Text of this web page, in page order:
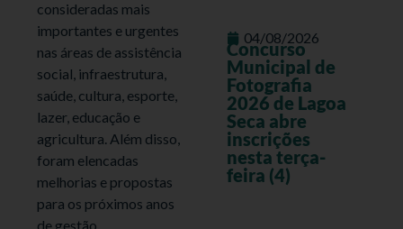
consideradas mais
importantes e urgentes
nas áreas de assistência
social, infraestrutura,
saúde, cultura, esporte,
lazer, educação e
agricultura. Além disso,
foram elencadas
melhorias e propostas
para os próximos anos
de gestão.
04/08/2026
Concurso
Municipal de
Fotografia
2026 de Lagoa
Seca abre
inscrições
nesta terça-
feira (4)